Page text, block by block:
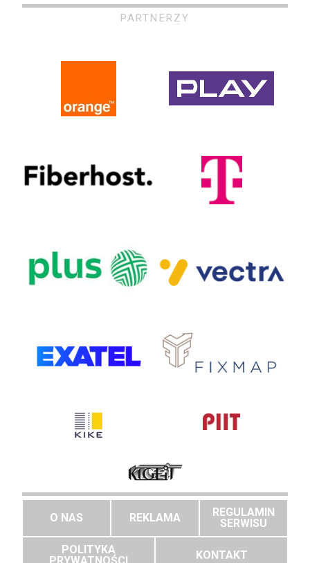
PARTNERZY
O NAS REKLAMA
REGULAMIN
SERWISU
POLITYKA
KONTAKT